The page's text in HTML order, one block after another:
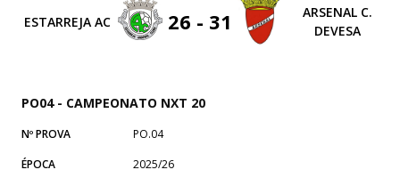
ESTARREJA AC 26 - 31
ARSENAL C.
DEVESA
PO04 - CAMPEONATO NXT 20
Nº PROVA
PO.04
ÉPOCA
2025/26